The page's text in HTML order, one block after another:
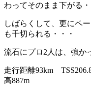
わってそのまま下がる・
しばらくして、更にペ
も千切られる・・・
流石にプロ2人は、強か
走行距離93km
高887m